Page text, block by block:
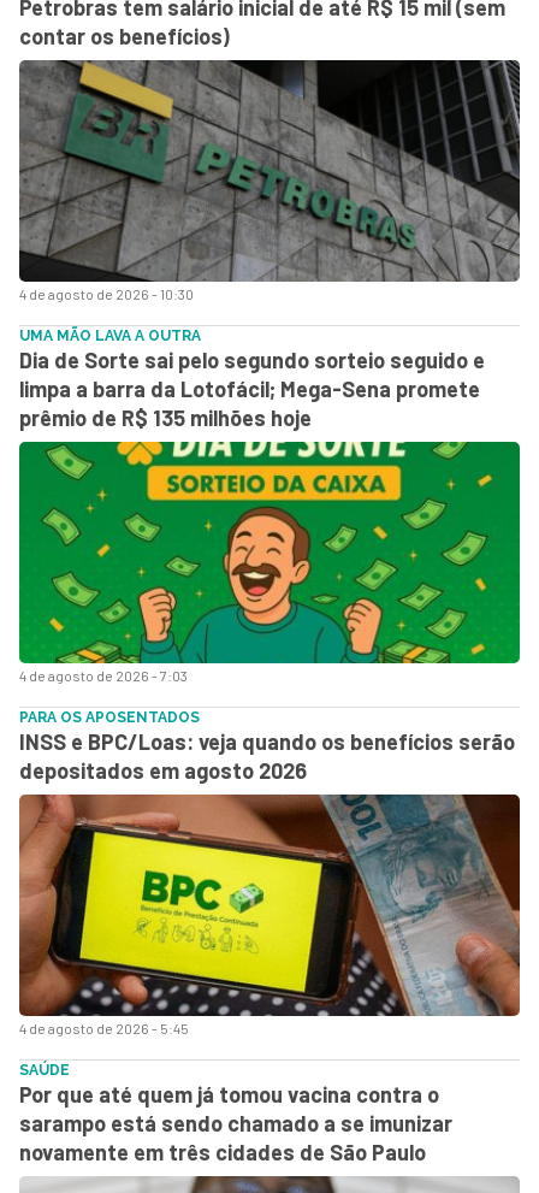
4 de agosto de 2026 - 10:30
Petrobras tem salário inicial de até R$ 15 mil (sem
contar os benefícios)
4 de agosto de 2026 - 7:03
UMA MÃO LAVA A OUTRA
Dia de Sorte sai pelo segundo sorteio seguido e
limpa a barra da Lotofácil; Mega-Sena promete
prêmio de R$ 135 milhões hoje
4 de agosto de 2026 - 5:45
PARA OS APOSENTADOS
INSS e BPC/Loas: veja quando os benefícios serão
depositados em agosto 2026
SAÚDE
Por que até quem já tomou vacina contra o
sarampo está sendo chamado a se imunizar
novamente em três cidades de São Paulo